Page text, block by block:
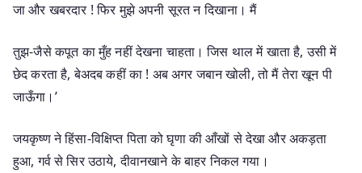
जा और खबरदार ! फिर मुझे अपनी सूरत न दिखाना। मैं
तुझ-जैसे कपूत का मुँह नहीं देखना चाहता। जिस थाल में खाता है, उसी में
छेद करता है, बेअदब कहीं का ! अब अगर जबान खोली, तो मैं तेरा खून पी
जाऊँगा।’
जयकृष्ण ने हिंसा-विक्षिप्त पिता को घृणा की आँखों से देखा और अकड़ता
हुआ, गर्व से सिर उठाये, दीवानखाने के बाहर निकल गया।